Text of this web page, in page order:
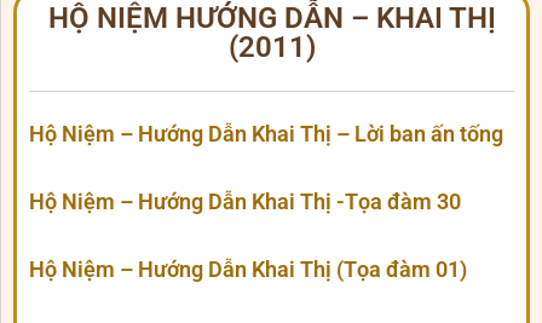
HỘ NIỆM HƯỚNG DẪN – KHAI THỊ
(2011)
Hộ Niệm – Hướng Dẫn Khai Thị – Lời ban ấn tống
Hộ Niệm – Hướng Dẫn Khai Thị -Tọa đàm 30
Hộ Niệm – Hướng Dẫn Khai Thị (Tọa đàm 01)